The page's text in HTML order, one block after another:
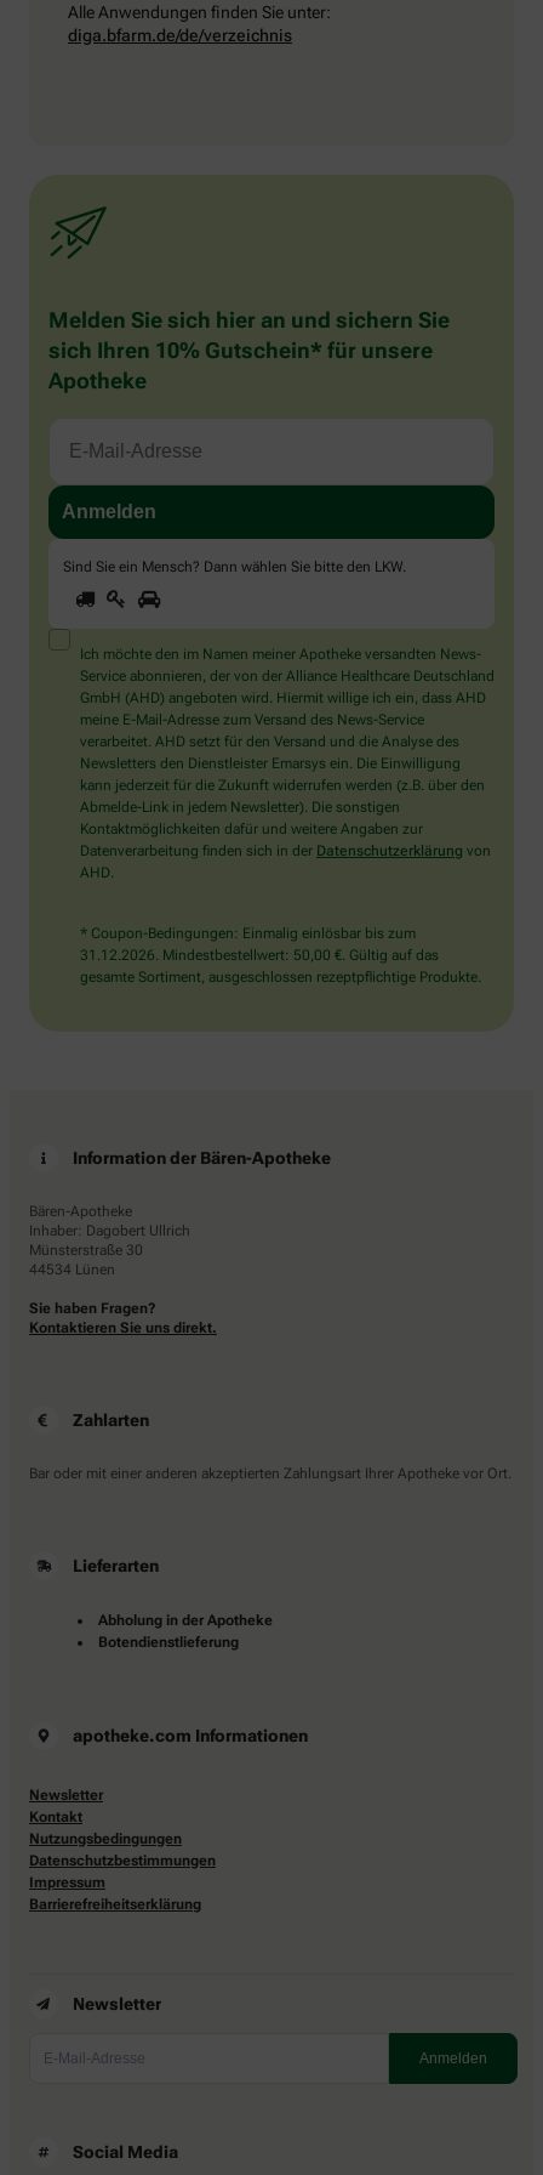
Alle Anwendungen finden Sie unter:
diga.bfarm.de/de/verzeichnis
Melden Sie sich hier an und sichern Sie
sich Ihren 10% Gutschein* für unsere
Apotheke
Sind Sie ein Mensch? Dann wählen Sie bitte den LKW
Sie
ein
Mensch?
Dann
wählen
Sie
bitte
den
LKW.
1 2
Ich möchte den im Namen meiner Apotheke versandten News-
Service abonnieren, der von der Alliance Healthcare Deutschland
GmbH (AHD) angeboten wird. Hiermit willige ich ein, dass AHD
meine E-Mail-Adresse zum Versand des News-Service
verarbeitet. AHD setzt für den Versand und die Analyse des
Newsletters den Dienstleister Emarsys ein. Die Einwilligung
kann jederzeit für die Zukunft widerrufen werden (z.B. über den
Abmelde-Link in jedem Newsletter). Die sonstigen
Kontaktmöglichkeiten dafür und weitere Angaben zur
Datenverarbeitung finden sich in der Datenschutzerklärung von
AHD.
* Coupon-Bedingungen: Einmalig einlösbar bis zum
31.12.2026. Mindestbestellwert: 50,00 €. Gültig auf das
gesamte Sortiment, ausgeschlossen rezeptpflichtige Produkte.
Information der Bären-Apotheke
Bären-Apotheke
Inhaber: Dagobert Ullrich
Münsterstraße 30
44534 Lünen
Sie haben Fragen?
Kontaktieren Sie uns direkt.
Zahlarten
Bar oder mit einer anderen akzeptierten Zahlungsart Ihrer Apotheke vor Ort.
Lieferarten
Abholung in der Apotheke
Botendienstlieferung
apotheke.com Informationen
Newsletter
Kontakt
Nutzungsbedingungen
Datenschutzbestimmungen
Impressum
Barrierefreiheitserklärung
Newsletter
Social Media